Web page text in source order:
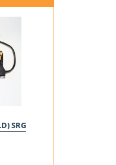
SRG